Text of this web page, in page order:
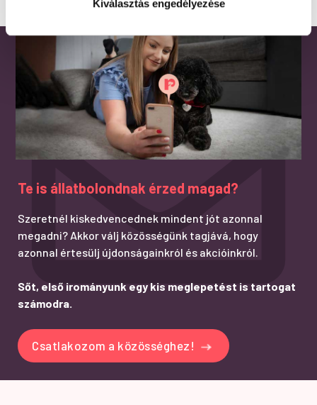
Kiválasztás engedélyezése
Te is állatbolondnak érzed magad?
Szeretnél kiskedvencednek mindent jót azonnal
megadni? Akkor válj közösségünk tagjává, hogy
azonnal értesülj újdonságainkról és akcióinkról.
Sőt, első irományunk egy kis meglepetést is tartogat
számodra.
Csatlakozom a közösséghez!